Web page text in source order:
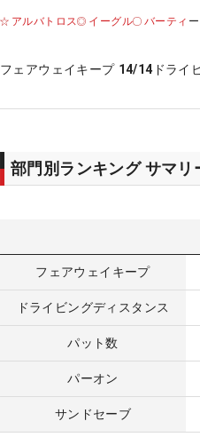
アルバトロス イーグル バーティ
フェアウェイキープ 14/14 ドライ
部門別ランキング サマリ
フェアウェイキープ
ドライビングディスタンス
パット数
パーオン
サンドセーブ